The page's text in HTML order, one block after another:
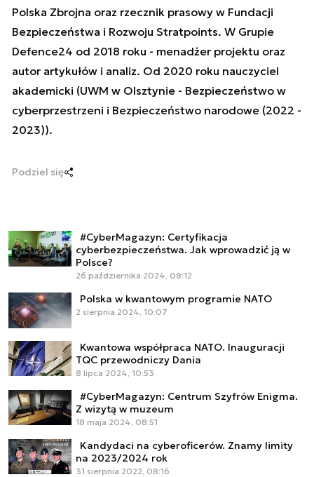
Polska Zbrojna oraz rzecznik prasowy w Fundacji
Bezpieczeństwa i Rozwoju Stratpoints. W Grupie
Defence24 od 2018 roku - menadżer projektu oraz
autor artykułów i analiz. Od 2020 roku nauczyciel
akademicki (UWM w Olsztynie - Bezpieczeństwo w
cyberprzestrzeni i Bezpieczeństwo narodowe (2022 -
2023)).
Podziel się
#CyberMagazyn: Certyfikacja
cyberbezpieczeństwa. Jak wprowadzić ją w
Polsce?
26 października 2024, 08:12
Polska w kwantowym programie NATO
2 sierpnia 2024, 10:07
Kwantowa współpraca NATO. Inauguracji
TQC przewodniczy Dania
8 lipca 2024, 10:53
#CyberMagazyn: Centrum Szyfrów Enigma.
Z wizytą w muzeum
18 maja 2024, 08:51
Kandydaci na cyberoficerów. Znamy limity
na 2023/2024 rok
31 sierpnia 2022, 08:16